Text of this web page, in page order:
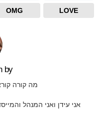
LOVE
OMG
by
מה קורה